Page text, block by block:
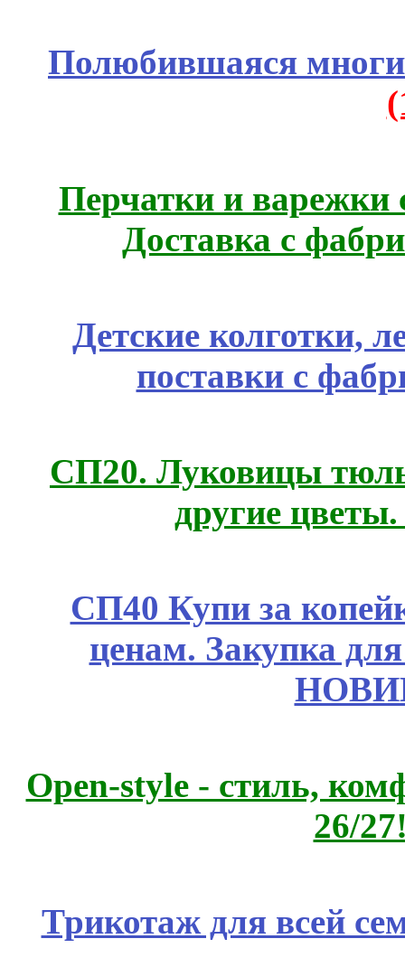
Полюбившаяся
Перчатки и варежки
Доставка с
Детские колготки,
поставки с
СП20. Луковицы
другие
СП40 Купи за
ценам. Закупка
Open-style - стиль,
26/
Трикотаж для всей